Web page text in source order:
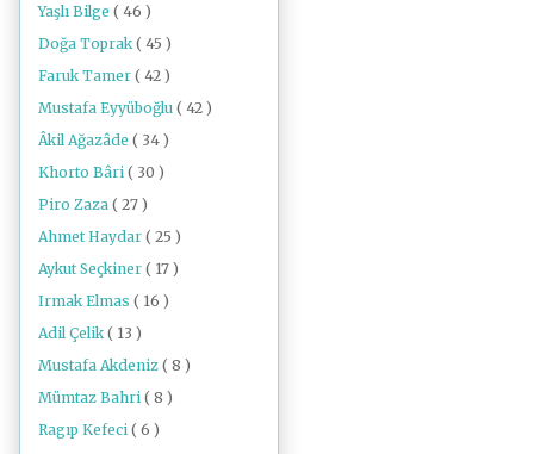
Yaşlı Bilge ( 46 )
Doğa Toprak ( 45 )
Faruk Tamer ( 42 )
Mustafa Eyyüboğlu ( 42 )
Âkil Ağazâde ( 34 )
Khorto Bâri ( 30 )
Piro Zaza ( 27 )
Ahmet Haydar ( 25 )
Aykut Seçkiner ( 17 )
Irmak Elmas ( 16 )
Adil Çelik ( 13 )
Mustafa Akdeniz ( 8 )
Mümtaz Bahri ( 8 )
Ragıp Kefeci ( 6 )